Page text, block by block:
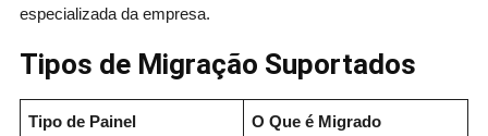
especializada da empresa.
Tipos de Migração Suportados
Tipo de Painel O Que é Migrado